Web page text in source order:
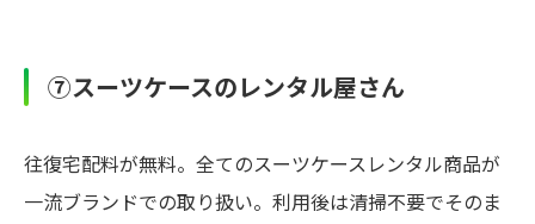
⑦スーツケースのレンタル屋さん
往復宅配料が無料。全てのスーツケースレンタル商品が
一流ブランドでの取り扱い。利用後は清掃不要でそのま